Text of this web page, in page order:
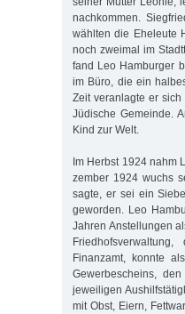
nachkommen.
wählten die Eheleute
noch zweimal im
fand Leo Hamburger
im Büro, die ein
Zeit veranlagte er
Jüdische Gemeinde.
Kind zur Welt.
Im Herbst 1924 nahm
zember 1924 wuchs
sagte, er sei ein
geworden. Leo
Jahren Anstellungen
Finanzamt, konnte
Gewerbescheins,
jeweiligen
mit Obst, Eiern,